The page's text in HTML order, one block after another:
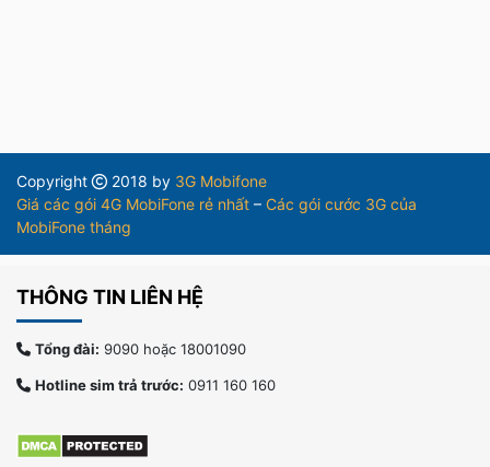
Copyright 2018 by 3G Mobifone
Giá các gói 4G MobiFone rẻ nhất – Các gói cước 3G của
MobiFone tháng
THÔNG TIN LIÊN HỆ
Tổng đài: 9090 hoặc 18001090
Hotline sim trả trước: 0911 160 160